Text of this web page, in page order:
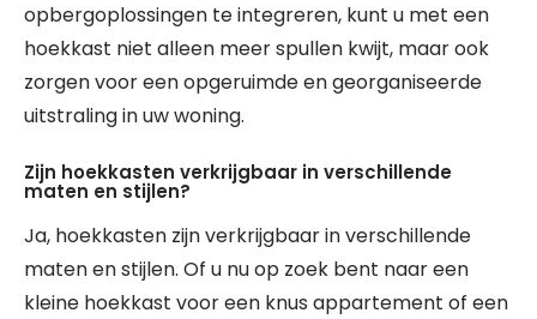
opbergoplossingen te integreren, kunt u met een
hoekkast niet alleen meer spullen kwijt, maar ook
zorgen voor een opgeruimde en georganiseerde
uitstraling in uw woning.
Zijn hoekkasten verkrijgbaar in verschillende
maten en stijlen?
Ja, hoekkasten zijn verkrijgbaar in verschillende
maten en stijlen. Of u nu op zoek bent naar een
kleine hoekkast voor een knus appartement of een